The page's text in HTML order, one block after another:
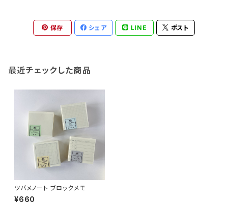
保存 シェア LINE ポスト
最近チェックした商品
ツバメノート ブロックメモ
¥660